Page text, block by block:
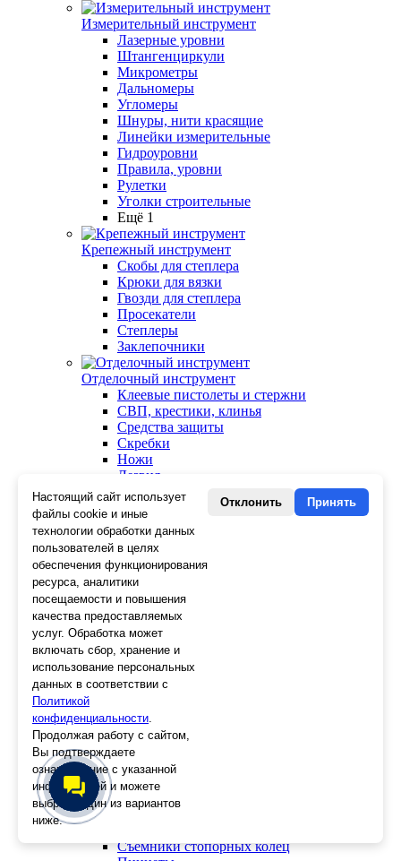
Измерительный инструмент
Лазерные уровни
Штангенциркули
Микрометры
Дальномеры
Угломеры
Шнуры, нити красящие
Линейки измерительные
Гидроуровни
Правила, уровни
Рулетки
Уголки строительные
Ещё 1
Крепежный инструмент
Скобы для степлера
Крюки для вязки
Гвозди для степлера
Просекатели
Степлеры
Заклепочники
Отделочный инструмент
Клеевые пистолеты и стержни
СВП, крестики, клинья
Средства защиты
Скребки
Ножи
Лезвия
Лента малярная, скотч
Стеклорезы
Плиткорезы
Пистолеты для герметика и пены
Шила
Стеклоткань, серпянка
Ещё 2
Слесарный инструмент
Болторезы
Длинногубцы
Круглогубцы
Тонкогубцы, утконосы
Кувалды
Молотки
Головки
Зенкера, бородки, кернеры
Керны
Патроны, переходники
Ножницы электрика
Съемники стопорных колец
Настоящий сайт использует
файлы cookie и иные
технологии обработки данных
пользователей в целях
обеспечения функционирования
ресурса, аналитики
посещаемости и повышения
качества предоставляемых
услуг. Обработка может
включать сбор, хранение и
использование персональных
данных в соответствии с
Политикой
конфиденциальности.
Продолжая работу с сайтом,
Вы подтверждаете
ознакомление с указанной
информацией и можете
выбрать один из вариантов
ниже.
Отклонить Принять